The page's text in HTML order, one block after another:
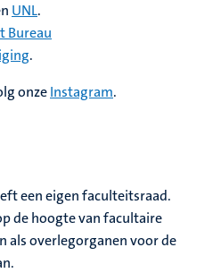
UNL.
Bureau
.
onzeInstagram.
een eigen faculteitsraad.
de hoogte van facultaire
als overlegorganen voor de